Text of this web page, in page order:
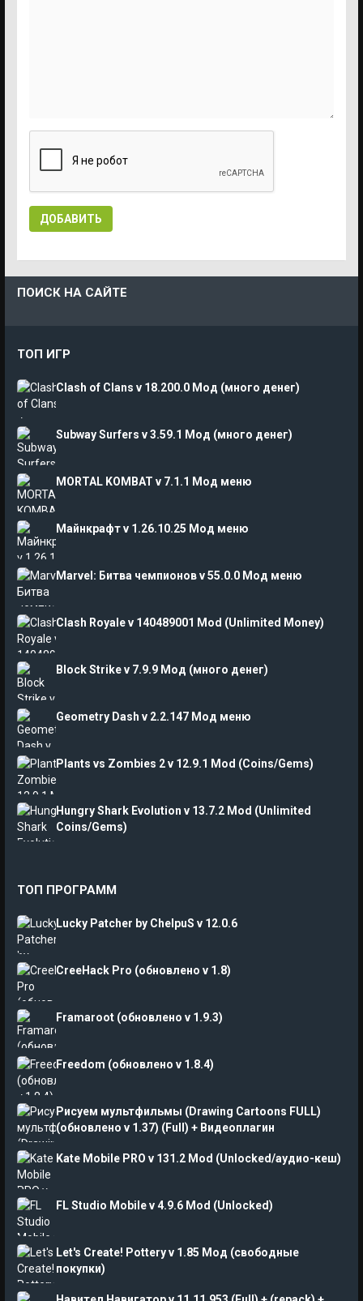
ДОБАВИТЬ
ПОИСК НА САЙТЕ
ТОП ИГР
Clash of Clans v 18.200.0 Мод (много денег)
Subway Surfers v 3.59.1 Мод (много денег)
MORTAL KOMBAT v 7.1.1 Мод меню
Майнкрафт v 1.26.10.25 Мод меню
Marvel: Битва чемпионов v 55.0.0 Мод меню
Clash Royale v 140489001 Mod (Unlimited Money)
Block Strike v 7.9.9 Мод (много денег)
Geometry Dash v 2.2.147 Мод меню
Plants vs Zombies 2 v 12.9.1 Mod (Coins/Gems)
Hungry Shark Evolution v 13.7.2 Mod (Unlimited
Coins/Gems)
ТОП ПРОГРАММ
Lucky Patcher by ChelpuS v 12.0.6
CreeHack Pro (обновлено v 1.8)
Framaroot (обновлено v 1.9.3)
Freedom (обновлено v 1.8.4)
Рисуем мультфильмы (Drawing Cartoons FULL)
(обновлено v 1.37) (Full) + Видеоплагин
Kate Mobile PRO v 131.2 Mod (Unlocked/аудио-кеш)
FL Studio Mobile v 4.9.6 Mod (Unlocked)
Let's Create! Pottery v 1.85 Мод (свободные
покупки)